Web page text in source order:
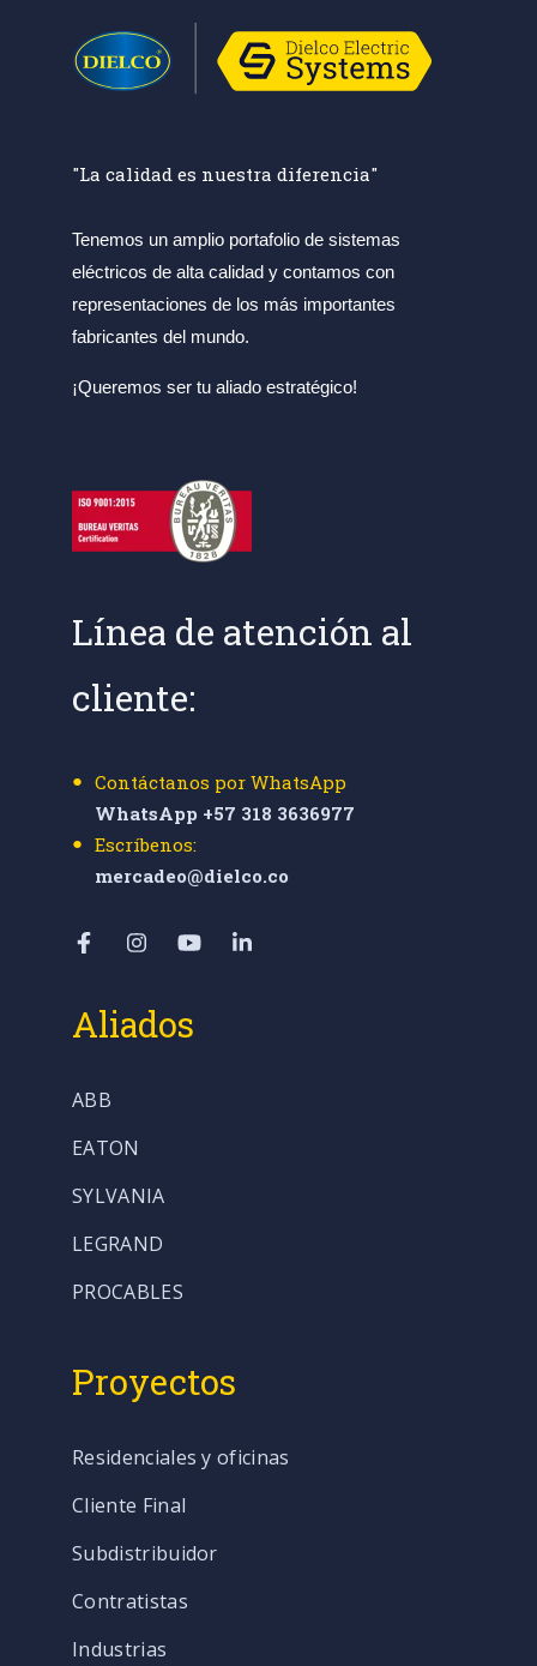
"La calidad es nuestra diferencia"
Tenemos un amplio portafolio de sistemas
eléctricos de alta calidad y contamos con
representaciones de los más importantes
fabricantes del mundo.
¡Queremos ser tu aliado estratégico!
Línea de atención al
cliente:
Contáctanos por WhatsApp
WhatsApp +57 318 3636977
Escríbenos:
mercadeo@dielco.co
Aliados
ABB
EATON
SYLVANIA
LEGRAND
PROCABLES
Proyectos
Residenciales y oficinas
Cliente Final
Subdistribuidor
Contratistas
Industrias